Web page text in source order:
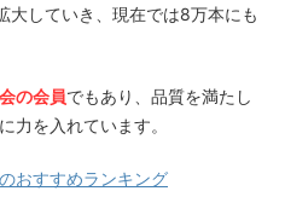
していき、現在では8万本にも
の会員でもあり、品質を満たし
力を入れています。
おすすめランキング